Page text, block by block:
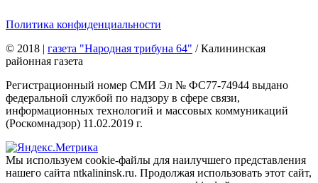
Политика конфиденциальности
© 2018
газета "Народная трибуна 64" / Калининская
районная газета
Регистрационный номер СМИ Эл № ФС77-74944 выдано
федеральной службой по надзору в сфере связи,
информационных технологий и массовых коммуникаций
(Роскомнадзор) 11.02.2019 г.
Мы используем cookie-файлы для наилучшего представления
нашего сайта ntkalininsk.ru. Продолжая использовать этот сайт,